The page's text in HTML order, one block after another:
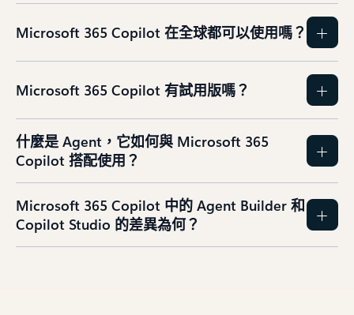
Microsoft 365 Copilot 在全球都可以使用嗎？
Microsoft 365 Copilot 有試用版嗎？
什麼是 Agent，它如何與 Microsoft 365
Copilot 搭配使用？
Microsoft 365 Copilot 中的 Agent Builder 和
Copilot Studio 的差異為何？